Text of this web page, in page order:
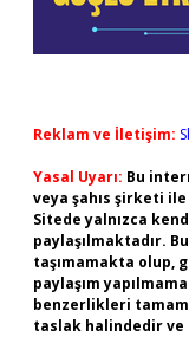
Reklam ve İletişim:
Yasal Uyarı: Bu
veya şahıs şirketi
Sitede yalnızca
paylaşılmaktadır.
taşımamakta olup,
paylaşım
benzerlikleri
taslak halindedir ve